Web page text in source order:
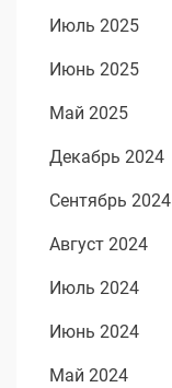
Июль 2025
Июнь 2025
Май 2025
Декабрь 2024
Сентябрь 2024
Август 2024
Июль 2024
Июнь 2024
Май 2024